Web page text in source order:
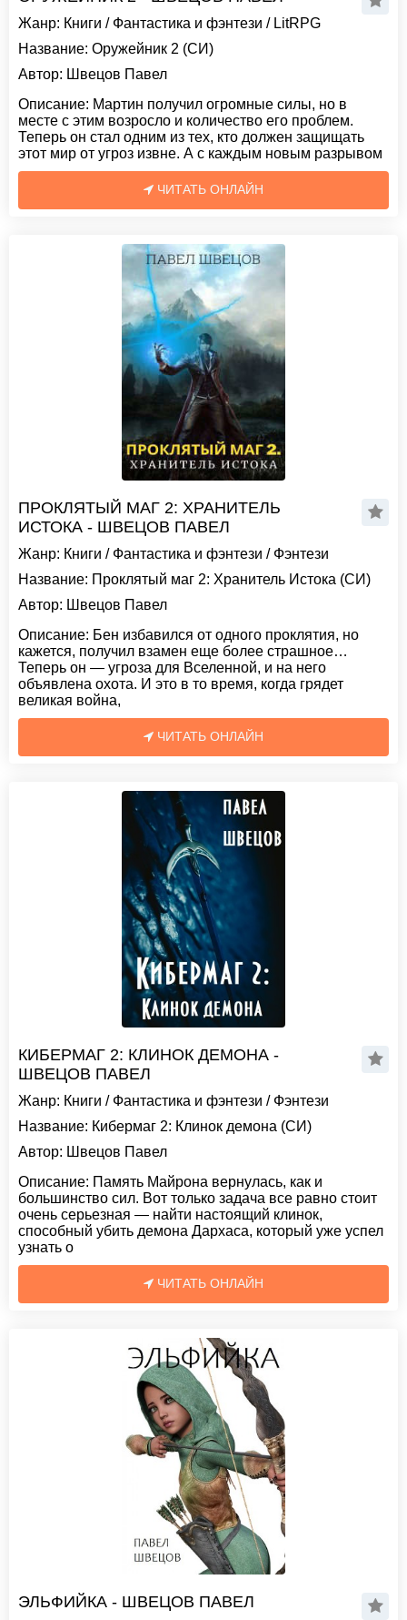
Жанр: Книги / Фантастика и фэнтези / LitRPG
Название: Оружейник 2 (СИ)
Автор: Швецов Павел
Описание: Мартин получил огромные силы, но в
месте с этим возросло и количество его проблем.
Теперь он стал одним из тех, кто должен защищать
этот мир от угроз извне. А с каждым новым разрывом
ЧИТАТЬ ОНЛАЙН
ПРОКЛЯТЫЙ МАГ 2: ХРАНИТЕЛЬ
ИСТОКА - ШВЕЦОВ ПАВЕЛ
Жанр: Книги / Фантастика и фэнтези / Фэнтези
Название: Проклятый маг 2: Хранитель Истока (СИ)
Автор: Швецов Павел
Описание: Бен избавился от одного проклятия, но
кажется, получил взамен еще более страшное…
Теперь он — угроза для Вселенной, и на него
объявлена охота. И это в то время, когда грядет
великая война,
ЧИТАТЬ ОНЛАЙН
КИБЕРМАГ 2: КЛИНОК ДЕМОНА -
ШВЕЦОВ ПАВЕЛ
Жанр: Книги / Фантастика и фэнтези / Фэнтези
Название: Кибермаг 2: Клинок демона (СИ)
Автор: Швецов Павел
Описание: Память Майрона вернулась, как и
большинство сил. Вот только задача все равно стоит
очень серьезная — найти настоящий клинок,
способный убить демона Дархаса, который уже успел
узнать о
ЧИТАТЬ ОНЛАЙН
ЭЛЬФИЙКА - ШВЕЦОВ ПАВЕЛ